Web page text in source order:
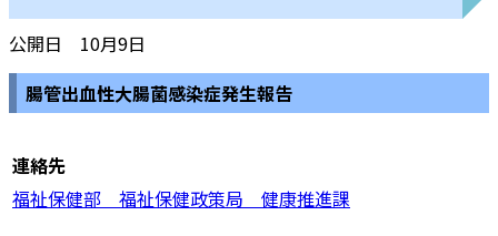
公開日 10月9日
腸管出血性大腸菌感染症発生報告
連絡先
福祉保健部 福祉保健政策局 健康推進課